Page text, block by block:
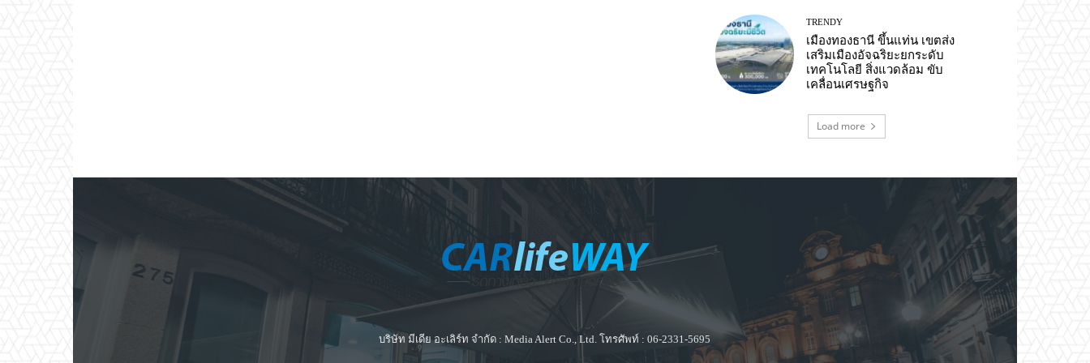
TRENDY
เมืองทองธานี ขึ้นแท่น เขตส่ง
เสริมเมืองอัจฉริยะยกระดับ
เทคโนโลยี สิ่งแวดล้อม ขับ
เคลื่อนเศรษฐกิจ
Load more
บริษัท มีเดีย อะเลิร์ท จำกัด : Media Alert Co., Ltd. โทรศัพท์ : 06-2331-5695